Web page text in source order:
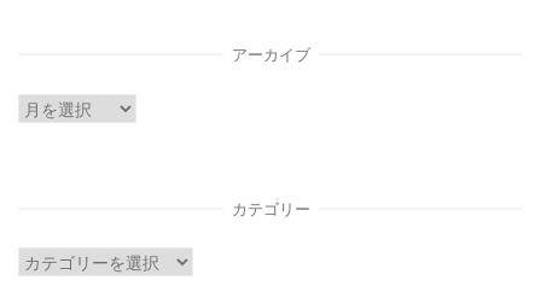
アーカイブ
ア
カテゴリー
カ